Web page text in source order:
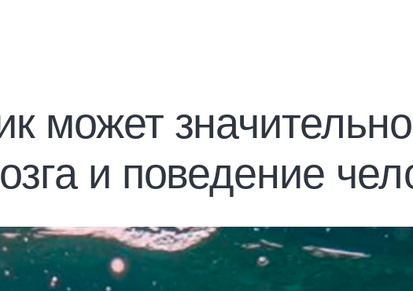
может
и поведение